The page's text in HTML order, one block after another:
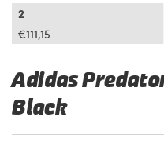
Adidas
Black
2
€111,15